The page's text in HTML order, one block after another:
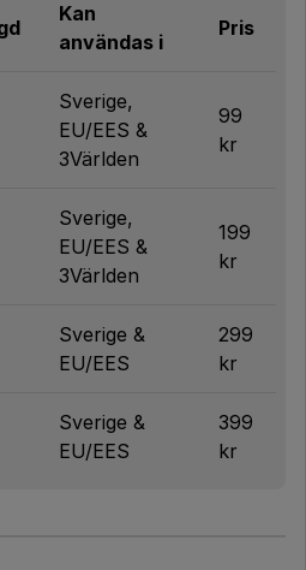
Kan
användas i
Pris
Sverige,
EU/EES &
3Världen
99
kr
Sverige,
EU/EES &
3Världen
199
kr
Sverige &
EU/EES
299
kr
Sverige &
EU/EES
399
kr